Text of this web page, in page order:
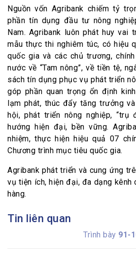
Nguồn vốn Agribank chiếm tỷ
phần tín dụng đầu tư nông
Nam. Agribank luôn phát huy vai
mẫu thực thi nghiêm túc, có hiệu
quốc gia và các chủ trương,
nước về “Tam nông”, về tiền tệ,
sách tín dụng phục vụ phát triển
góp phần quan trọng ổn định
lạm phát, thúc đẩy tăng trưởng
hội, phát triển nông nghiệp, “trụ
hướng hiện đại, bền vững.
nhiệm, thực hiện hiệu quả 07
Chương trình mục tiêu quốc gia.
Agribank phát triển và cung ứng
vụ tiện ích, hiện đại, đa dạng kênh
hàng.
Tin liên quan
Trình bày 91-